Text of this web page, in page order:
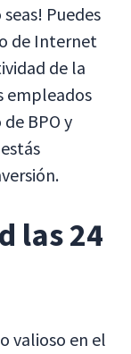
seas! Puedes
de Internet
de la
empleados
BPO y
las 24
valioso en el